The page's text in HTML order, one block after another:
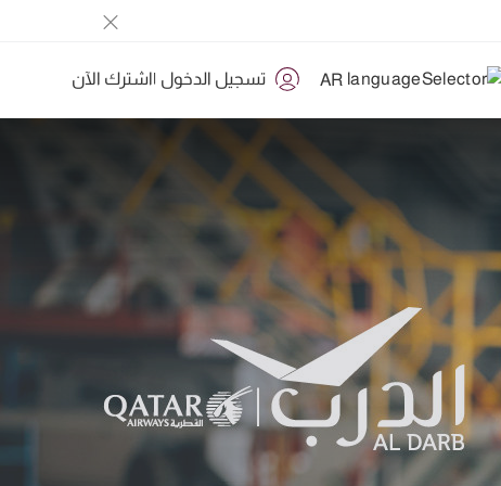
AR تسجيل الدخول |اشترك الآن